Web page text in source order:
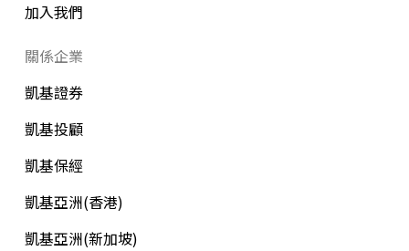
加入我們
關係企業
凱基證券
凱基投顧
凱基保經
凱基亞洲(香港)
凱基亞洲(新加坡)